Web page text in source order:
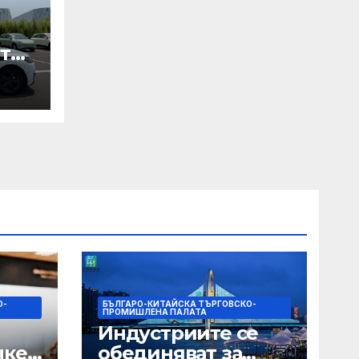
БЪЛГАРО-КИТАЙСКА ТЪРГОВСКО-
ПРОМИШЛЕНА ПАЛАТА
Индустриите се
обединяват за